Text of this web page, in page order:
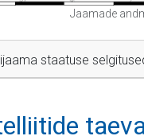
Jaamade
staatuse